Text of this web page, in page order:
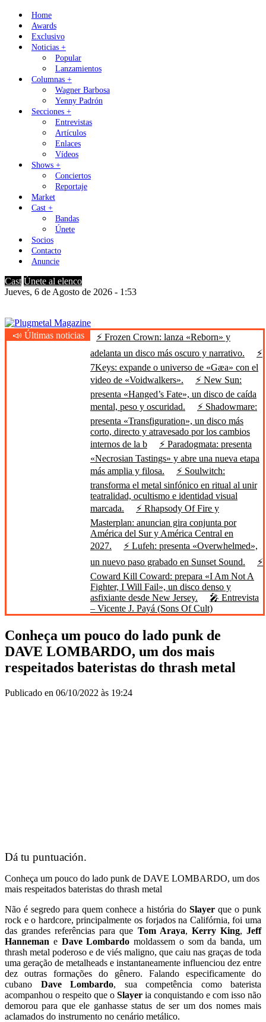
Skip
content
Home
Awards
Exclusivo
Noticias +
Popular
Lanzamientos
Columnas +
Wagner Barbosa
Yenny Padrón
Secciones +
Entrevistas
Artículos
Enlaces
Vídeos
Shows +
Conciertos
Reportaje
Market
Cast +
Bandas
Únete
Socios
Contacto
Anuncie
Cast Únete al elenco
Jueves, 6 de Agosto de 2026 - 1:53
Plugmetal Magazine
Heavy Metal is Life
📣 Últimas noticias
⚡ Frozen Crown: lanza «Reborn» y
adelanta un disco más oscuro y narrativo.
⚡
7Keys: expande o universo de «Gæa» con el
video de «Voidwalkers».
⚡ New Sun:
presenta «Hanged’s Fate», un disco de caída
mental, peso y oscuridad.
⚡ Shadowmare:
presenta «Transfiguration», un disco más
corto, directo y atravesado por los cambios
internos de la b
⚡ Paradogmata: presenta
«Necrosian Tastings» y abre una nueva etapa
más amplia y filosa.
⚡ Soulwitch:
transforma el metal sinfónico en ritual al unir
teatralidad, ocultismo e identidad visual
marcada.
⚡ Rhapsody Of Fire y
Masterplan: anuncian gira conjunta por
América del Sur y América Central en
2027.
⚡ Lufeh: presenta «Overwhelmed»,
un nuevo paso grabado en Sunset Sound.
⚡
Coward Kill Coward: prepara «I Am Not A
Fighter, I Will Fail», un disco denso y
asfixiante desde New Jersey.
🎤 Entrevista
– Vicente J. Payá (Sons Of Cult)
Conheça um pouco do lado punk de
DAVE LOMBARDO, um dos mais
respeitados bateristas do thrash metal
Publicado en 06/10/2022 às 19:24
Dá tu puntuación.
Conheça um pouco do lado punk de DAVE LOMBARDO, um dos
mais respeitados bateristas do thrash metal
Não é segredo para quem conhece a história do Slayer que o punk
rock e o hardcore, principalmente os forjados na Califórnia, foi uma
das grandes referências para que Tom Araya, Kerry King,Jeff
Hanneman e Dave Lombardomoldassem o som da banda, um
thrash metal poderoso e de viés maligno, que caiu nas graças de toda
uma geração de metalheads e instantaneamente influenciou dez entre
dez outras formações do gênero. Falando especificamente do
cubano Dave Lombardo, sua competência como baterista
acompanhou o respeito que o Slayer ia conquistando e com isso não
demorou para que ele ganhasse status de ser um dos nomes mais
aclamados do instrumento no cenário metálico.